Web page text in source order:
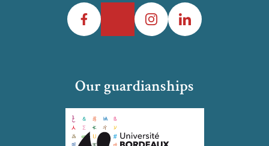
Facebook InstagramLinkedIn
Our guardianships